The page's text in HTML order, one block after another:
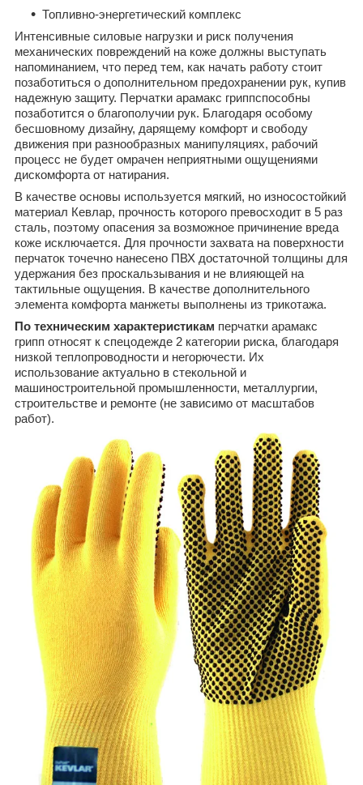
Топливно-энергетический комплекс
Интенсивные силовые нагрузки и риск получения
механических повреждений на коже должны выступать
напоминанием, что перед тем, как начать работу стоит
позаботиться о дополнительном предохранении рук, купив
надежную защиту. Перчатки арамакс гриппспособны
позаботится о благополучии рук. Благодаря особому
бесшовному дизайну, дарящему комфорт и свободу
движения при разнообразных манипуляциях, рабочий
процесс не будет омрачен неприятными ощущениями
дискомфорта от натирания.
В качестве основы используется мягкий, но износостойкий
материал Кевлар, прочность которого превосходит в 5 раз
сталь, поэтому опасения за возможное причинение вреда
коже исключается. Для прочности захвата на поверхности
перчаток точечно нанесено ПВХ достаточной толщины для
удержания без проскальзывания и не влияющей на
тактильные ощущения. В качестве дополнительного
элемента комфорта манжеты выполнены из трикотажа.
По техническим характеристикам перчатки арамакс
грипп относят к спецодежде 2 категории риска, благодаря
низкой теплопроводности и негорючести. Их
использование актуально в стекольной и
машиностроительной промышленности, металлургии,
строительстве и ремонте (не зависимо от масштабов
работ).